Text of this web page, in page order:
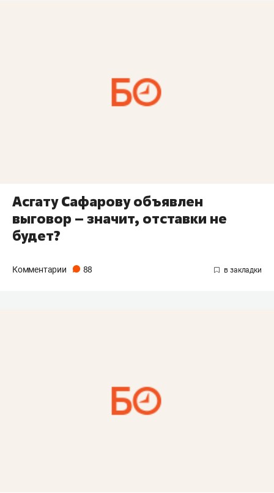
Асгату Сафарову объявлен
выговор – значит, отставки не
будет?
Комментарии 88